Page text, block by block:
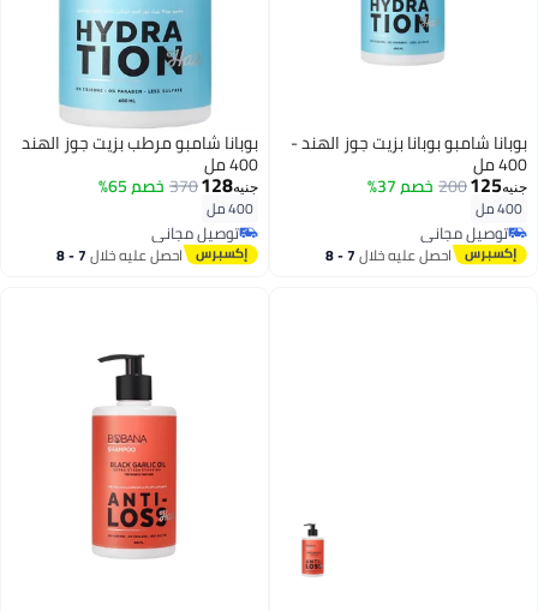
بوبانا شامبو بوبانا بزيت جوز الهند -
400 مل
جنيه125
200 خصم 37%
400 مل
توصيل مجاني
توصيل مجانياحصل عليه خلال 7 - 8
بوبانا شامبو مرطب بزيت جوز الهند
400 مل
جنيه128
370 خصم 65%
400 مل
توصيل مجاني
توصيل مجانياحصل عليه خلال 7 - 8